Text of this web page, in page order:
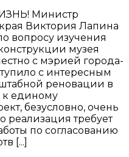
Министр
Виктория Лапина
вопросу изучения
музея
с мэрией города-
с интересным
реновации в
к единому
безусловно, очень
реализация требует
по согласованию
[...]